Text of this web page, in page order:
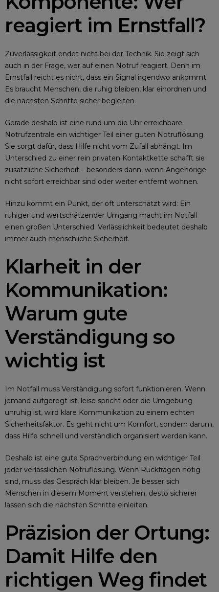
reagiert im Ernstfall?
Zuverlässigkeit endet nicht bei der Technik. Sie zeigt sich
auch in der Frage, wer auf einen Notruf reagiert. Denn im
Ernstfall reicht es nicht, dass ein Signal irgendwo ankommt.
Es braucht Menschen, die ruhig bleiben, klar einordnen und
die nächsten Schritte sicher begleiten.
Gerade deshalb ist eine rund um die Uhr erreichbare
Notrufzentrale ein wichtiger Teil einer guten Notruflösung.
Sie sorgt dafür, dass Hilfe nicht vom Zufall abhängt. Im
Unterschied zu einer rein privaten Kontaktkette schafft sie
zusätzliche Sicherheit – besonders dann, wenn Angehörige
nicht sofort erreichbar sind oder weiter entfernt wohnen.
Hinzu kommt ein Punkt, der oft unterschätzt wird: Ein
ruhiger und wertschätzender Umgang macht im Notfall
einen großen Unterschied. Verlässlichkeit bedeutet deshalb
immer auch menschliche Sicherheit.
Klarheit in der
Kommunikation:
Warum gute
Verständigung so
wichtig ist
Im Notfall muss Verständigung sofort funktionieren. Wenn
jemand aufgeregt ist, leise spricht oder die Umgebung
unruhig ist, wird klare Kommunikation zu einem echten
Sicherheitsfaktor. Es geht nicht um Komfort, sondern darum,
dass Hilfe schnell und verständlich organisiert werden kann.
Deshalb ist eine gute Sprachverbindung ein wichtiger Teil
jeder verlässlichen Notruflösung. Wenn Rückfragen nötig
sind, muss das Gespräch klar bleiben. Je besser sich
Menschen in diesem Moment verstehen, desto sicherer
lassen sich die nächsten Schritte einleiten.
Präzision der Ortung:
Damit Hilfe den
richtigen Weg findet